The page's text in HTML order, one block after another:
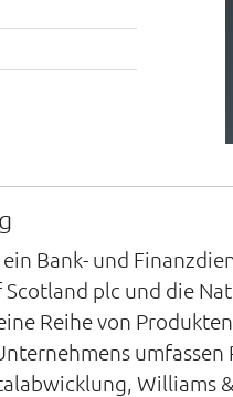
Bank- und
plc und die
Reihe von
Williams